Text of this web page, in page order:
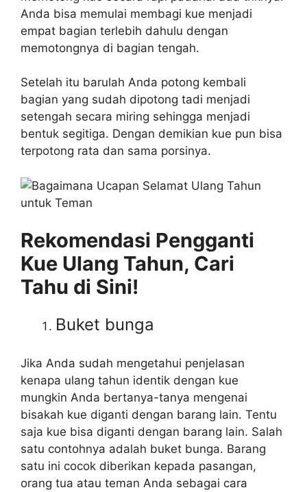
Anda bisa memulai membagi kue menjadi
empat bagian terlebih dahulu dengan
memotongnya di bagian tengah.
Setelah itu barulah Anda potong kembali
bagian yang sudah dipotong tadi menjadi
setengah secara miring sehingga menjadi
bentuk segitiga. Dengan demikian kue pun bisa
terpotong rata dan sama porsinya.
Rekomendasi Pengganti
Kue Ulang Tahun, Cari
Tahu di Sini!
Buket bunga
Jika Anda sudah mengetahui penjelasan
kenapa ulang tahun identik dengan kue
mungkin Anda bertanya-tanya mengenai
bisakah kue diganti dengan barang lain. Tentu
saja kue bisa diganti dengan barang lain. Salah
satu contohnya adalah buket bunga. Barang
satu ini cocok diberikan kepada pasangan,
orang tua atau teman Anda sebagai cara